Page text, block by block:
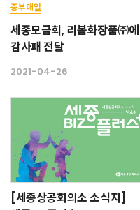
중부매일
세종모금회, 리봄화장품㈜에
감사패 전달
2021-04-26
[세종상공회의소 소식지]